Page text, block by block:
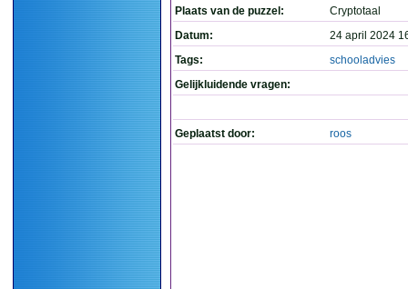
Plaats van de puzzel:
Cryptotaal
Datum:
24 april 2024
Tags:
schooladvies
Gelijkluidende vragen:
Geplaatst door: roos